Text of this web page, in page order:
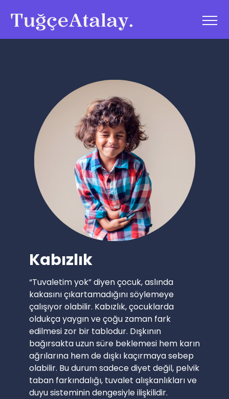
Kabızlık
“Tuvaletim yok” diyen çocuk, aslında
kakasını çıkartamadığını söylemeye
çalışıyor olabilir. Kabızlık, çocuklarda
oldukça yaygın ve çoğu zaman fark
edilmesi zor bir tablodur. Dışkının
bağırsakta uzun süre beklemesi hem karın
ağrılarına hem de dışkı kaçırmaya sebep
olabilir. Bu durum sadece diyet değil, pelvik
taban farkındalığı, tuvalet alışkanlıkları ve
duyu sisteminin dengesiyle ilişkilidir.